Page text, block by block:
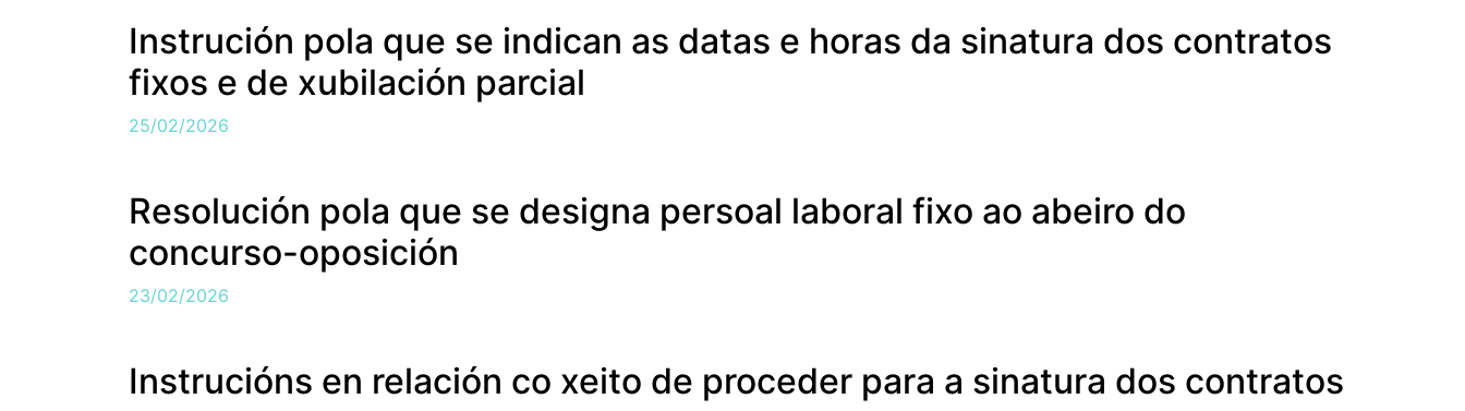
Instrución pola que se indican as datas e horas da sinatura dos contratos
fixos e de xubilación parcial
25/02/2026
Resolución pola que se designa persoal laboral fixo ao abeiro do
concurso-oposición
23/02/2026
Instrucións en relación co xeito de proceder para a sinatura dos contratos